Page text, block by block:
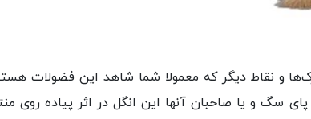
و نقاط دیگر که معمولا شما شاهد این فضولات
سگ و یا صاحبان آنها این انگل در اثر پیاده روی